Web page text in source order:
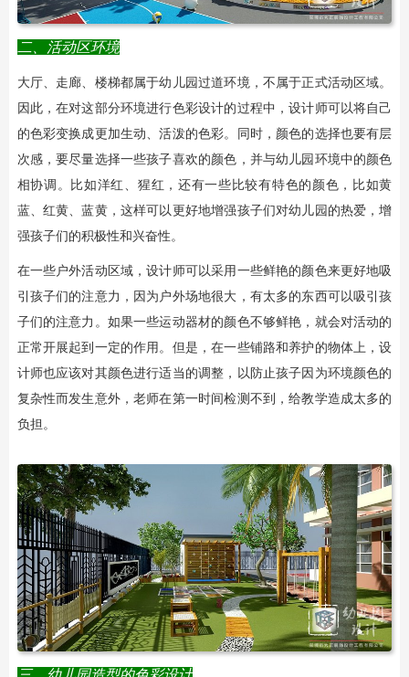
二、活动区环境
大厅、走廊、楼梯都属于幼儿园过道环境，不属于正式活动区域。
因此，在对这部分环境进行色彩设计的过程中，设计师可以将自己
的色彩变换成更加生动、活泼的色彩。同时，颜色的选择也要有层
次感，要尽量选择一些孩子喜欢的颜色，并与幼儿园环境中的颜色
相协调。比如洋红、猩红，还有一些比较有特色的颜色，比如黄
蓝、红黄、蓝黄，这样可以更好地增强孩子们对幼儿园的热爱，增
强孩子们的积极性和兴奋性。
在一些户外活动区域，设计师可以采用一些鲜艳的颜色来更好地吸
引孩子们的注意力，因为户外场地很大，有太多的东西可以吸引孩
子们的注意力。如果一些运动器材的颜色不够鲜艳，就会对活动的
正常开展起到一定的作用。但是，在一些铺路和养护的物体上，设
计师也应该对其颜色进行适当的调整，以防止孩子因为环境颜色的
复杂性而发生意外，老师在第一时间检测不到，给教学造成太多的
负担。